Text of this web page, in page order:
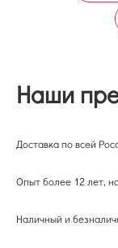
Наши
Доставка по всей
Опыт более 12 лет,
Наличный и